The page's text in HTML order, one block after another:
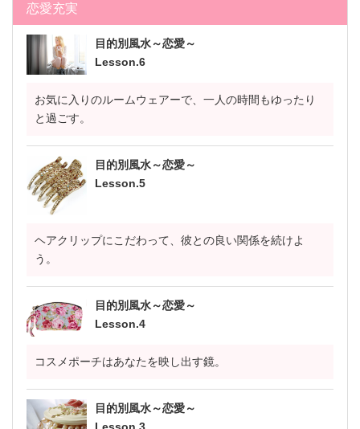
恋愛充実
目的別風水～恋愛～
Lesson.6
お気に入りのルームウェアーで、一人の時間もゆったり
と過ごす。
目的別風水～恋愛～
Lesson.5
ヘアクリップにこだわって、彼との良い関係を続けよ
う。
目的別風水～恋愛～
Lesson.4
コスメポーチはあなたを映し出す鏡。
目的別風水～恋愛～
Lesson.3